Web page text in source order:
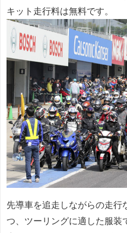
キット走行料は無料です。
先導車を追走しながらの走行
つ、ツーリングに適した服